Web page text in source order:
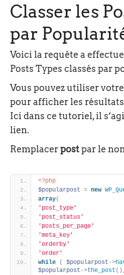
Classer les
par
Voici la requête a
Posts Types classés par
Vous pouvez utiliser
pour afficher les
Ici dans ce tutoriel, il
lien.
Remplacerpostpar le
<?php
$popularpost = new
array(
'post_type'
'post_status'
'posts_per_page'
'meta_key'
'orderby'
'order'
while
( $popularpost ->
$popularpost ->the_post ( )